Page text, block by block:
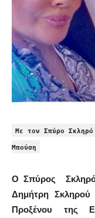
Με τον Σπύρο
Μπούση
Ο Σπύρος
Δημήτρη Σκληρού
Προξένου της